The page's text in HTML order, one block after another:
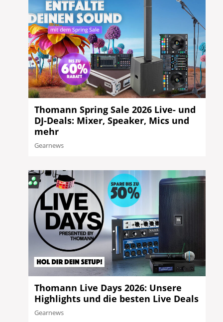
Thomann Spring Sale 2026 Live- und
DJ-Deals: Mixer, Speaker, Mics und
mehr
Gearnews
Thomann Live Days 2026: Unsere
Highlights und die besten Live Deals
Gearnews